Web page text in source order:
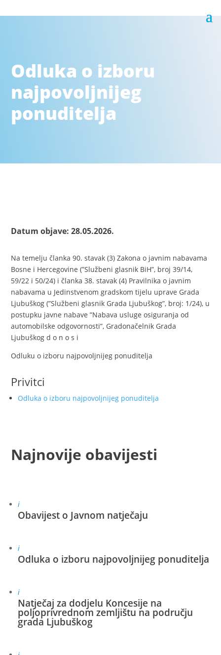
Odluka o izboru
najpovoljnijeg
ponuditelja
Datum objave: 28.05.2026.
Na temelju članka 90. stavak (3) Zakona o javnim nabavama
Bosne i Hercegovine (”Službeni glasnik BiH”, broj 39/14,
59/22 i 50/24) i članka 38. stavak (4) Pravilnika o javnim
nabavama u Jedinstvenom gradskom tijelu uprave Grada
Ljubuškog (”Službeni glasnik Grada Ljubuškog”, broj: 1/24), u
postupku javne nabave ”Nabava usluge osiguranja od
automobilske odgovornosti”, Gradonačelnik Grada
Ljubuškog d o n o s i
Odluku o izboru najpovoljnijeg ponuditelja
Privitci
Odluka o izboru najpovoljnijeg ponuditelja
Najnovije obavijesti
i
Obavijest o Javnom natječaju
i
Odluka o izboru najpovoljnijeg ponuditelja
i
Natječaj za dodjelu Koncesije na
poljoprivrednom zemljištu na području
grada Ljubuškog